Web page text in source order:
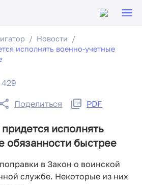
Новости
исполнять военно-учетные
429
Поделиться PDF
исполнять
обязанности быстрее
в Закон о воинской
службе. Некоторые из них